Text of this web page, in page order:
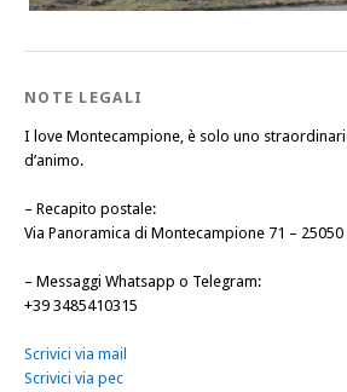
NOTE LEGALI
I love Montecampione, è solo uno
d’animo.
– Recapito postale:
Via Panoramica di Montecampione 71 – 25050
– Messaggi Whatsapp o Telegram:
+39 3485410315
Scrivici via mail
Scrivici via pec